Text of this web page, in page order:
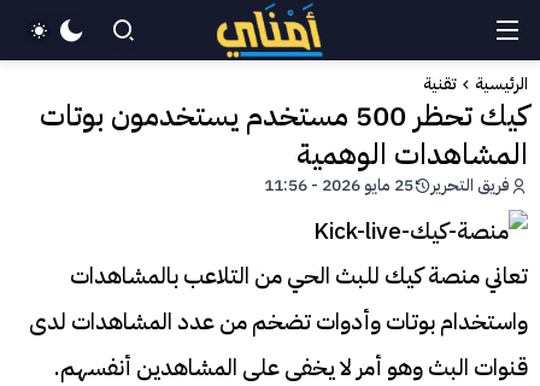
الرئيسية تقنية
كيك تحظر 500 مستخدم يستخدمون بوتات
المشاهدات الوهمية
فريق التحرير 25 مايو 2026 - 11:56
تعاني منصة كيك للبث الحي من التلاعب بالمشاهدات
واستخدام بوتات وأدوات تضخم من عدد المشاهدات لدى
قنوات البث وهو أمر لا يخفى على المشاهدين أنفسهم.